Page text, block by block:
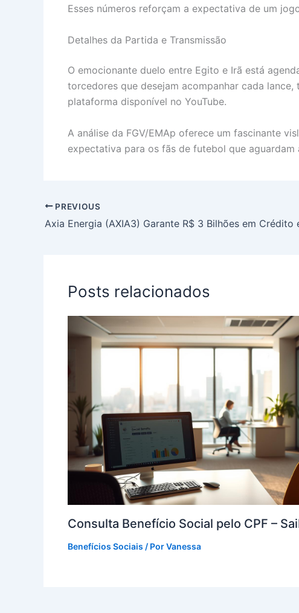
Esses números reforçam a expectativa de um
Detalhes da Partida e Transmissão
O emocionante duelo entre Egito e Irã está
torcedores que desejam acompanhar cada
plataforma disponível no YouTube.
A análise da FGV/EMAp oferece um fascinante
expectativa para os fãs de futebol que
PREVIOUS
Posts relacionados
Consulta Benefício Social pelo CPF –
Benefícios Sociais / PorVanessa